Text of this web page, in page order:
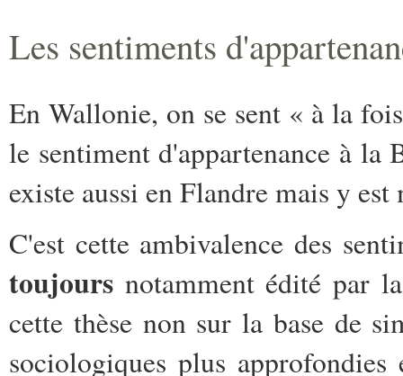
Les sentiments
En Wallonie, on se sent « à la
le sentiment d'appartenance à la
existe aussi en Flandre mais y est
C'est cette ambivalence des
toujours notamment édité par
cette thèse non sur la base de
sociologiques plus